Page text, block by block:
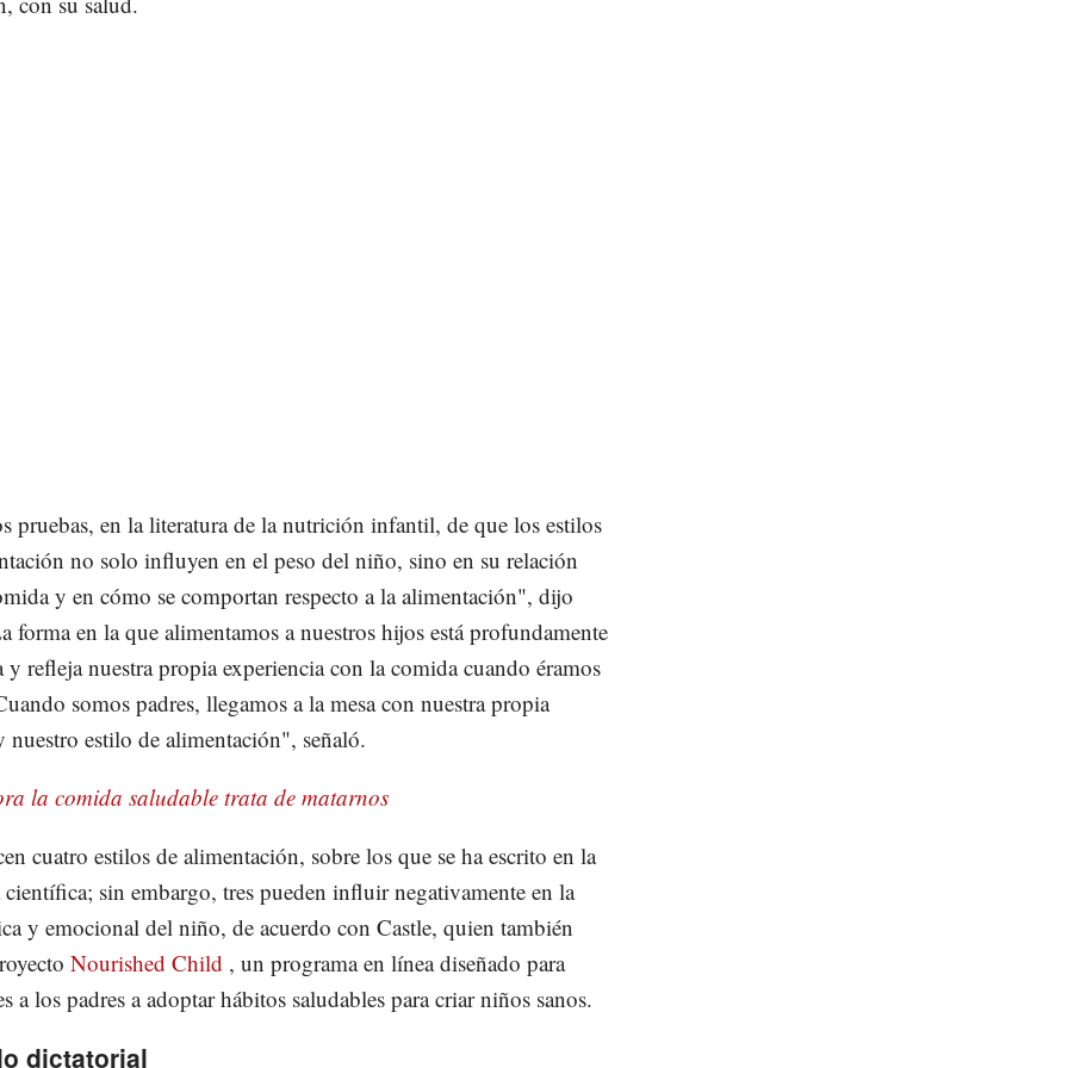
pruebas, en la literatura de la nutrición infantil, de que los estilos
no solo influyen en el peso del niño, sino en su relación
y en cómo se comportan respecto a la alimentación", dijo
forma en la que alimentamos a nuestros hijos está profundamente
y refleja nuestra propia experiencia con la comida cuando éramos
somos padres, llegamos a la mesa con nuestra propia
nuestro estilo de alimentación", señaló.
la comida saludable trata de matarnos
cuatro estilos de alimentación, sobre los que se ha escrito en la
sin embargo, tres pueden influir negativamente en la
y emocional del niño, de acuerdo con Castle, quien también
Nourished Child , un programa en línea diseñado para
a los padres a adoptar hábitos saludables para criar niños sanos.
dictatorial